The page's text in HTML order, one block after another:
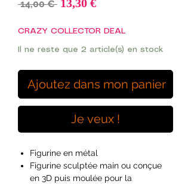
14,00 € Prix
13,30 €
CRAZY COLLECTOR DEAL
Il ne reste que 2 article(s) en stock
Ajoutez dans mon panier
Je veux !
Figurine en métal
Figurine sculptée main ou conçue
en 3D puis moulée pour la